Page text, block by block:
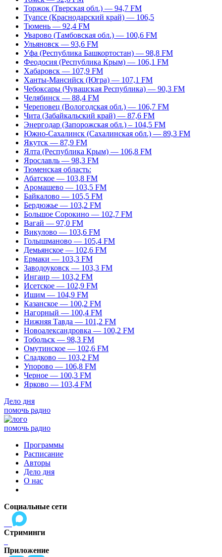
Торжок (Тверская обл.) — 94,7 FM
Туапсе (Краснодарский край) — 106,5
Тюмень — 92,4 FM
Уварово (Тамбовская обл.) — 100,6 FM
Ульяновск — 93,6 FM
Уфа (Республика Башкортостан) — 98,8 FM
Феодосия (Республика Крым) — 106,1 FM
Хабаровск — 107,9 FM
Ханты-Мансийск (Югра) — 107,1 FM
Чебоксары (Чувашская Республика) — 90,3 FM
Челябинск — 88,4 FM
Череповец (Вологодская обл.) — 106,7 FM
Чита (Забайкальский край) — 87,6 FM
Энергодар (Запорожская обл.) – 104,5 FM
Южно-Сахалинск (Сахалинская обл.) — 89,3 FM
Якутск — 87,9 FM
Ялта (Республика Крым) — 106,8 FM
Ярославль — 98,3 FM
Тюменская область:
Абатское — 103,8 FM
Аромашево — 103,5 FM
Байкалово — 105,5 FM
Бердюжье — 103,2 FM
Большое Сорокино — 102,7 FM
Вагай — 97,0 FM
Викулово — 103,6 FM
Голышманово — 105,4 FM
Демьянское — 102,6 FM
Ермаки — 103,3 FM
Заводоуковск — 103,3 FM
Ингаир — 103,2 FM
Исетское — 102,9 FM
Ишим — 104,9 FM
Казанское — 100,2 FM
Нагорный — 100,4 FM
Нижняя Тавда — 101,2 FM
Новоалександровка — 100,2 FM
Тобольск — 98,3 FM
Омутинское — 102,6 FM
Сладково — 103,2 FM
Упорово — 106,8 FM
Черное — 100,3 FM
Ярково — 103,4 FM
Дело дня
помочь радио
помочь радио
Программы
Расписание
Авторы
Дело дня
О нас
Социальные сети
Стриминги
Приложение